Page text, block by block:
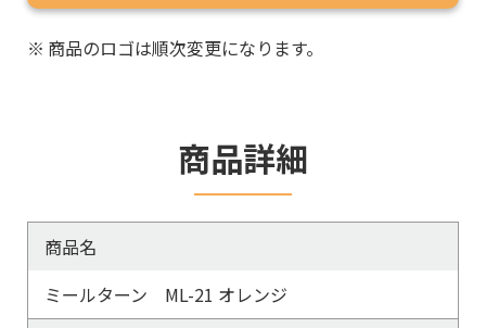
※ 商品のロゴは順次変更になります。
商品詳細
商品名
ミールターン ML-21 オレンジ